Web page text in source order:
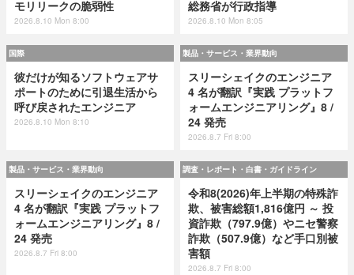
モリリークの脆弱性
2026.8.10 Mon 8:00
総務省が行政指導
2026.8.10 Mon 8:05
国際
彼だけが知るソフトウェアサ
ポートのために引退生活から
呼び戻されたエンジニア
2026.8.10 Mon 8:10
製品・サービス・業界動向
スリーシェイクのエンジニア
4 名が翻訳『実践 プラットフ
ォームエンジニアリング』8 /
24 発売
2026.8.7 Fri 8:00
製品・サービス・業界動向
スリーシェイクのエンジニア
4 名が翻訳『実践 プラットフ
ォームエンジニアリング』8 /
24 発売
2026.8.7 Fri 8:00
調査・レポート・白書・ガイドライン
令和8(2026)年上半期の特殊詐
欺、被害総額1,816億円 ～ 投
資詐欺（797.9億）やニセ警察
詐欺（507.9億）など手口別被
害額
2026.8.7 Fri 8:00